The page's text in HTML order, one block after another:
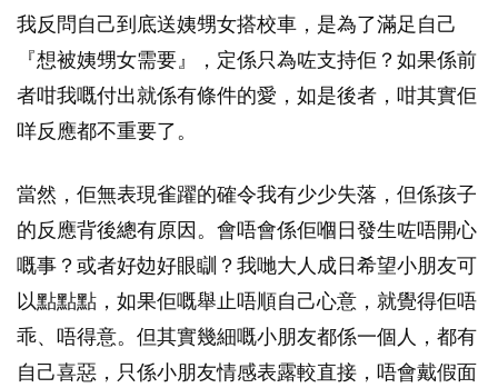
我反問自己到底送姨甥女搭校車，是為了滿足自己
『想被姨甥女需要』，定係只為咗支持佢？如果係前
者咁我嘅付出就係有條件的愛，如是後者，咁其實佢
咩反應都不重要了。
當然，佢無表現雀躍的確令我有少少失落，但係孩子
的反應背後總有原因。會唔會係佢嗰日發生咗唔開心
嘅事？或者好攰好眼瞓？我哋大人成日希望小朋友可
以點點點，如果佢嘅舉止唔順自己心意，就覺得佢唔
乖、唔得意。但其實幾細嘅小朋友都係一個人，都有
自己喜惡，只係小朋友情感表露較直接，唔會戴假面